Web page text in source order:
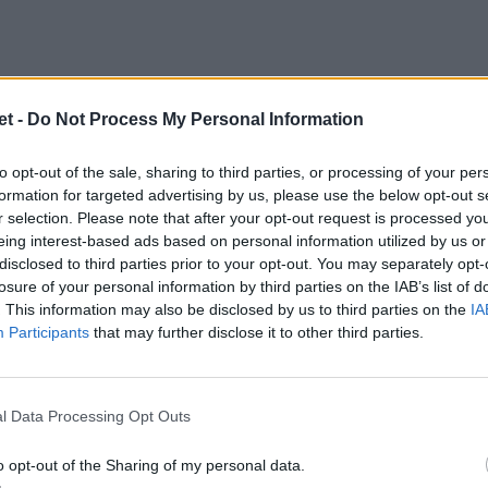
- Do Not Process My Personal Information
opt-out of the sale, sharing to third parties, or processing of your
for targeted advertising by us, please use the below opt-out
selection. Please note that after your opt-out request is processed
interest-based ads based on personal information utilized by us
to third parties prior to your opt-out. You may separately
of your personal information by third parties on the IAB’s list of
This information may also be disclosed by us to third parties on the
Participants that may further disclose it to other third parties.
Data Processing Opt Outs
opt-out of the Sharing of my personal data.
il Sudafrica dovrà superare
Inghilterra, Scozia e Galles
luglio.
europee, Francia
sud si trova l'Irlanda, che resta la
World Rugby nonostante ilsuccesso
.